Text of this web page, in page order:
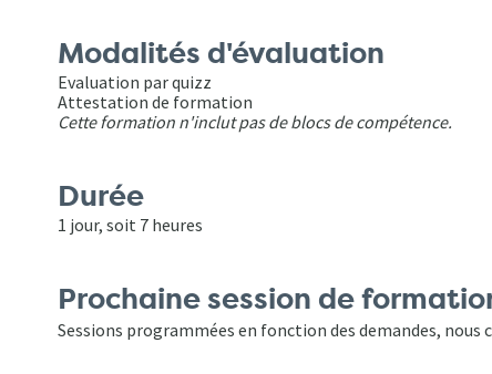
Modalités d'évaluation
Evaluation par quizz
Attestation de formation
Cette formation n'inclut pas de blocs de compétence.
Durée
1 jour, soit 7 heures
Prochaine session de
Sessions programmées en fonction des demandes, nous